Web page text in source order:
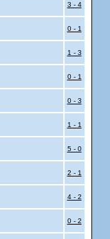
3 - 4
0 - 1
1 - 3
0 - 1
0 - 3
1 - 1
5 - 0
2 - 1
4 - 2
0 - 2